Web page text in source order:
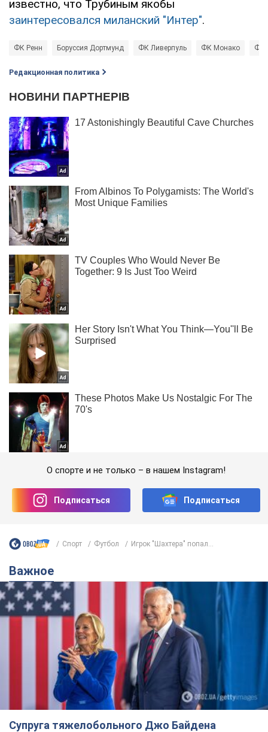
известно, что Трубиным якобы
заинтересовался миланский "Интер".
ФК Ренн Боруссия Дортмунд ФК Ливерпуль ФК Монако ФК
Редакционная политика
О спорте и не только – в нашем Instagram!
Подписаться Подписаться
Спорт Футбол Игрок "Шахтера" попал...
Важное
Супруга тяжелобольного Джо Байдена